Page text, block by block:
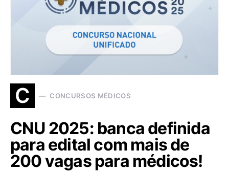
C CONCURSOS MÉDICOS
CNU 2025: banca definida
para edital com mais de
200 vagas para médicos!